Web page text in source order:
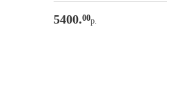
5400.00р.